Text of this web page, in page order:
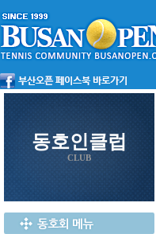
동호인클럽
CLUB